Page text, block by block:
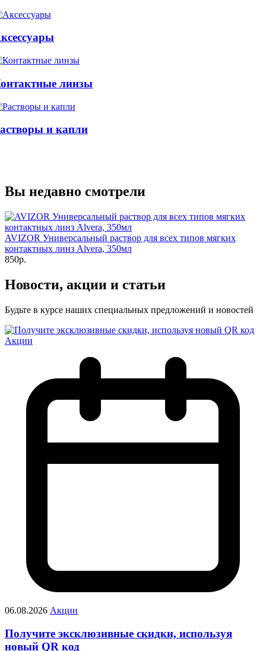
линзы
и капли
Вы недавно смотрели
AVIZOR Универсальный раствор для всех типов мягких
контактных линз Alvera, 350мл
850р.
Новости, акции и статьи
Будьте в курсе наших специальных предложений и новостей
Акции
06.08.2026 Акции
Получите эксклюзивные скидки, используя
новый QR код